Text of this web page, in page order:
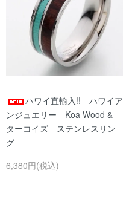
ハワイ直輸入!! ハワイア
ンジュエリー Koa Wood &
ターコイズ ステンレスリン
グ
6,380円(税込)